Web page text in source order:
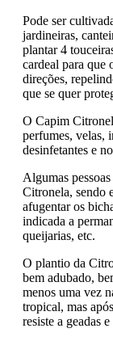
Pode ser
jardineiras,
plantar 4
cardeal para que
direções,
que se quer
O Capim
perfumes, velas,
desinfetantes e
Algumas
Citronela, sendo
afugentar os
indicada a
queijarias, etc.
O plantio da
bem adubado,
menos uma vez
tropical, mas
resiste a geadas